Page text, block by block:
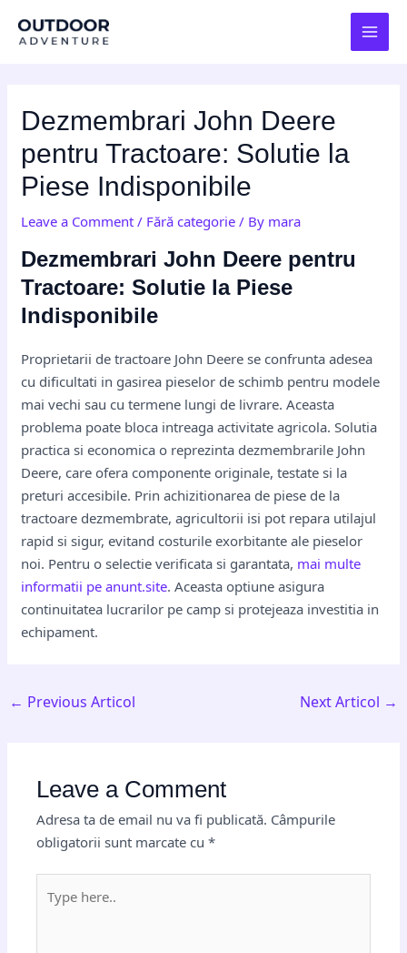
Dezmembrari John Deere
pentru Tractoare: Solutie la
Piese Indisponibile
Leave a Comment / Fără categorie / By mara
Dezmembrari John Deere pentru
Tractoare: Solutie la Piese
Indisponibile
Proprietarii de tractoare John Deere se confrunta adesea
cu dificultati in gasirea pieselor de schimb pentru modele
mai vechi sau cu termene lungi de livrare. Aceasta
problema poate bloca intreaga activitate agricola. Solutia
practica si economica o reprezinta dezmembrarile John
Deere, care ofera componente originale, testate si la
preturi accesibile. Prin achizitionarea de piese de la
tractoare dezmembrate, agricultorii isi pot repara utilajul
rapid si sigur, evitand costurile exorbitante ale pieselor
noi. Pentru o selectie verificata si garantata, mai multe
informatii pe anunt.site. Aceasta optiune asigura
continuitatea lucrarilor pe camp si protejeaza investitia in
echipament.
navigation
← Previous Articol Next Articol →
Leave a Comment
Adresa ta de email nu va fi publicată. Câmpurile
obligatorii sunt marcate cu*
here..